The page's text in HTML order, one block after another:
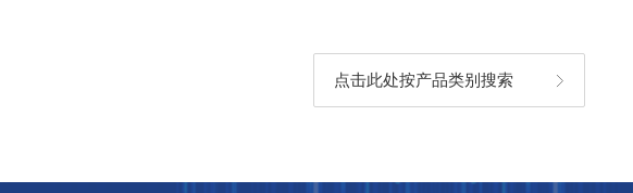
点击此处按产品类别搜索